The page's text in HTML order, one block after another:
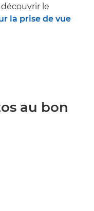
le
la prise de vue
au bon